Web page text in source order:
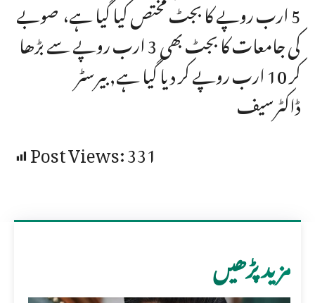
5 ارب روپے کا بجٹ مختص کیا گیا ہے، صوبے
کی جامعات کا بجٹ بھی 3 ارب روپے سے بڑھا
کر 10 ارب روپے کر دیا گیا ہے, بیرسٹر
ڈاکٹرسیف
Post Views:331
مزید پڑھیں